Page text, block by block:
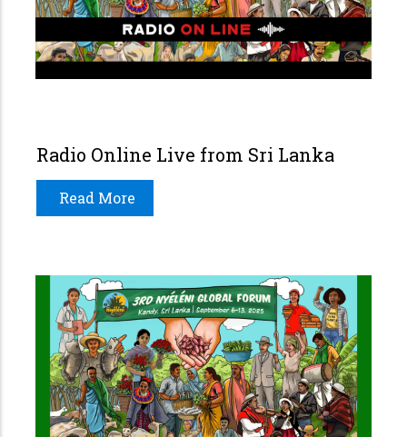
Radio Online Live from Sri Lanka
Read More